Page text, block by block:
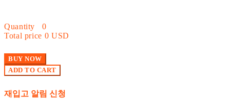
Quantity
0
Total price 0 USD
BUY NOW
ADD TO CART
재입고 알림 신청